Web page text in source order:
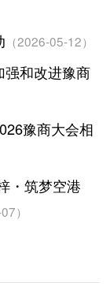
（2026-05-12）
和改进豫商
豫商大会相
・筑梦空港
）